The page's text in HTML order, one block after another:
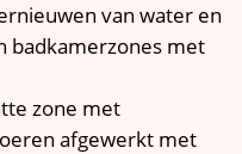
van water en
badkamerzones met
zone met
afgewerkt met